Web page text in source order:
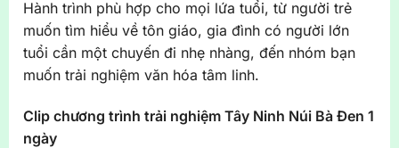
Hành trình phù hợp cho mọi lứa tuổi, từ người trẻ
muốn tìm hiểu về tôn giáo, gia đình có người lớn
tuổi cần một chuyến đi nhẹ nhàng, đến nhóm bạn
muốn trải nghiệm văn hóa tâm linh.
Clip chương trình trải nghiệm Tây Ninh Núi Bà Đen 1
ngày